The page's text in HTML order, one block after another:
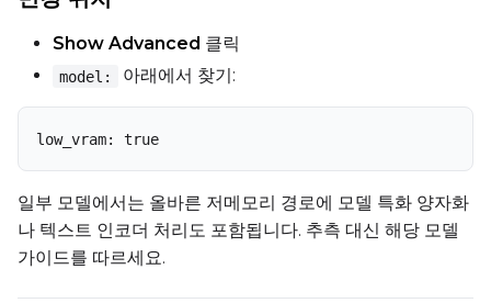
Show Advanced 클릭
model: 아래에서 찾기:
low_vram: true
일부 모델에서는 올바른 저메모리 경로에 모델 특화 양자화
나 텍스트 인코더 처리도 포함됩니다. 추측 대신 해당 모델
가이드를 따르세요.